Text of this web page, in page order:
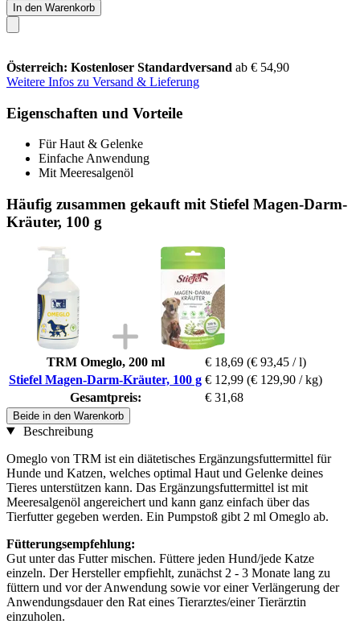
In den Warenkorb
Österreich: Kostenloser Standardversand ab € 54,90
Weitere Infos zu Versand & Lieferung
Eigenschaften und Vorteile
Für Haut & Gelenke
Einfache Anwendung
Mit Meeresalgenöl
Häufig zusammen gekauft mit Stiefel Magen-Darm-
Kräuter, 100 g
TRM Omeglo, 200 ml € 18,69 (€ 93,45 / l)
Stiefel Magen-Darm-Kräuter, 100 g € 12,99 (€ 129,90 / kg)
Gesamtpreis:
€ 31,68
Beide in den Warenkorb
Beschreibung
Omeglo von TRM ist ein diätetisches Ergänzungsfuttermittel für
Hunde und Katzen, welches optimal Haut und Gelenke deines
Tieres unterstützen kann. Das Ergänzungsfuttermittel ist mit
Meeresalgenöl angereichert und kann ganz einfach über das
Tierfutter gegeben werden. Ein Pumpstoß gibt 2 ml Omeglo ab.
Fütterungsempfehlung:
Gut unter das Futter mischen. Füttere jeden Hund/jede Katze
einzeln. Der Hersteller empfiehlt, zunächst 2 - 3 Monate lang zu
füttern und vor der Anwendung sowie vor einer Verlängerung der
Anwendungsdauer den Rat eines Tierarztes/einer Tierärztin
einzuholen.